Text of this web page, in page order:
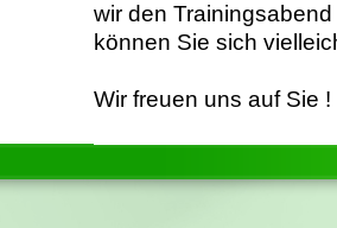
wir den
können Sie sich
Wir freuen uns auf Sie !